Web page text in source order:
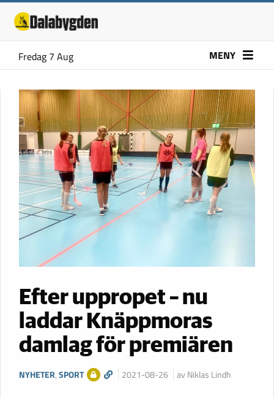
Fredag 7 Aug MENY
Efter uppropet – nu
laddar Knäppmoras
damlag för premiären
NYHETER,SPORT 2021-08-26 av Niklas Lindh